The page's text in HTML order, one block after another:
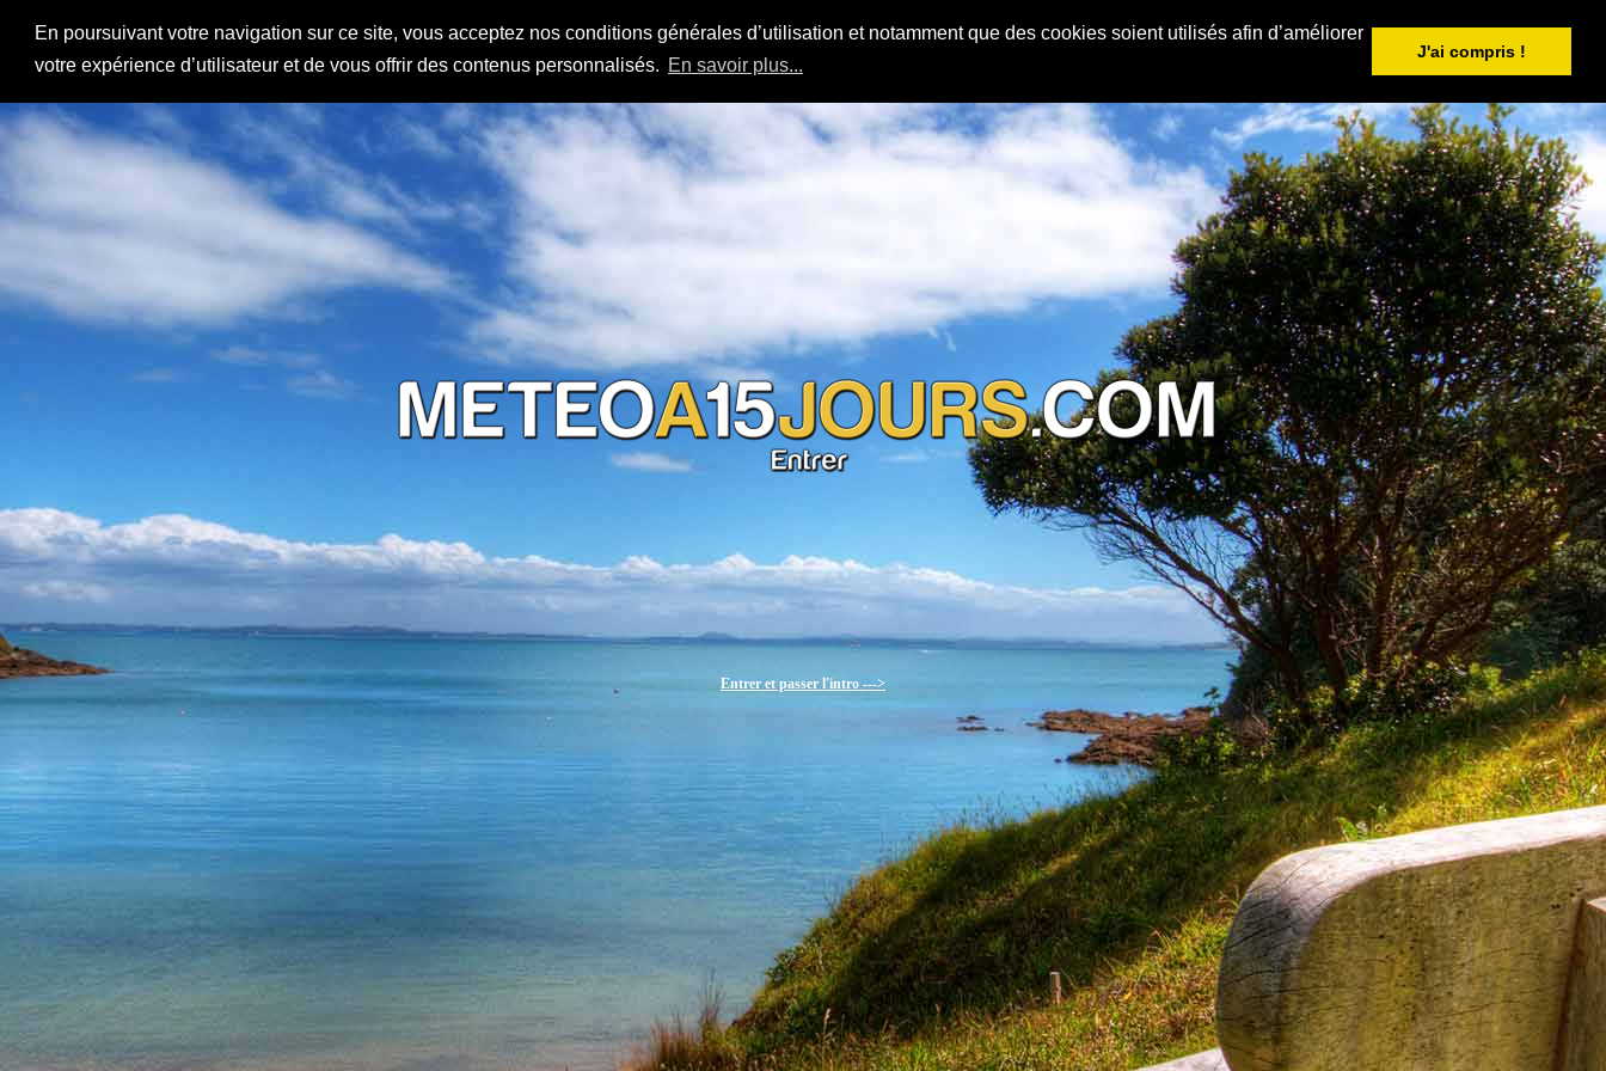
En poursuivant votre navigation sur ce site, vous acceptez nos conditions générales d’utilisation et notamment que des cookies soient utilisés afin d’améliorer
votre expérience d’utilisateur et de vous offrir des contenus personnalisés. En savoir plus...
J'ai compris !
Entrer et passer l'intro --->